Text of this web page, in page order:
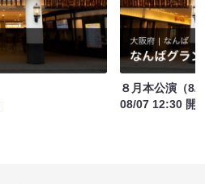
８月本公演（8/
08/07 12:30 開